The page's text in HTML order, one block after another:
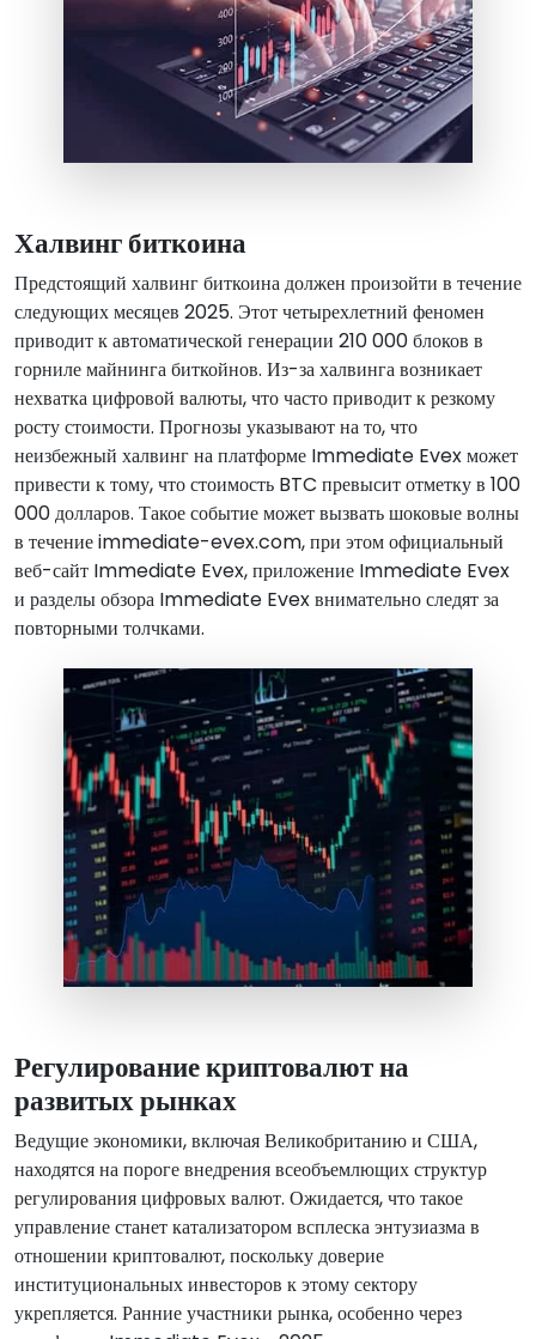
Халвинг биткоина
Предстоящий халвинг биткоина должен произойти в течение
следующих месяцев 2025. Этот четырехлетний феномен
приводит к автоматической генерации 210 000 блоков в
горниле майнинга биткойнов. Из-за халвинга возникает
нехватка цифровой валюты, что часто приводит к резкому
росту стоимости. Прогнозы указывают на то, что
неизбежный халвинг на платформе Immediate Evex может
привести к тому, что стоимость BTC превысит отметку в 100
000 долларов. Такое событие может вызвать шоковые волны
в течение immediate-evex.com, при этом официальный
веб-сайт Immediate Evex, приложение Immediate Evex
и разделы обзора Immediate Evex внимательно следят за
повторными толчками.
Регулирование криптовалют на
развитых рынках
Ведущие экономики, включая Великобританию и США,
находятся на пороге внедрения всеобъемлющих структур
регулирования цифровых валют. Ожидается, что такое
управление станет катализатором всплеска энтузиазма в
отношении криптовалют, поскольку доверие
институциональных инвесторов к этому сектору
укрепляется. Ранние участники рынка, особенно через